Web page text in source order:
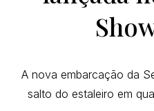
A nova embarcação da
salto do estaleiro em